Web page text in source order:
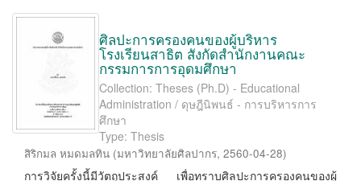
ศิลปะการครองคนของผู้บริหาร
โรงเรียนสาธิต สังกัดสำนักงานคณะ
กรรมการการอุดมศึกษา
Collection: Theses (Ph.D) - Educational
Administration / ดุษฎีนิพนธ์ - การบริหารการ
ศึกษา
Type: Thesis
สิริกมล หมดมลทิน (มหาวิทยาลัยศิลปากร, 2560-04-28)
การวิจัยครั้งนี้มีวัตถุประสงค์ เพื่อทราบศิลปะการครองคนของผู้